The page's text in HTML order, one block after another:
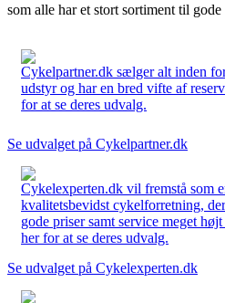
som alle har et stort sortiment til gode
Cykelpartner.dk sælger alt inden
udstyr og har en bred vifte af
for at se deres udvalg.
Se udvalget på Cykelpartner.dk
Cykelexperten.dk vil fremstå som
kvalitetsbevidst cykelforretning,
gode priser samt service meget
her for at se deres udvalg.
Se udvalget på Cykelexperten.dk